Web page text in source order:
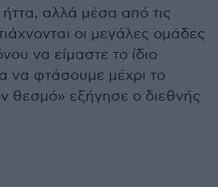
αλλά μέσα από τις
οι μεγάλες ομάδες
να είμαστε το ίδιο
να φτάσουμε μέχρι το
θεσμό» εξήγησε ο διεθνής